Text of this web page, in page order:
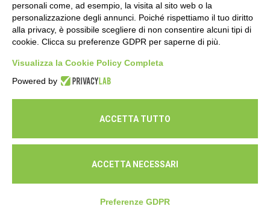
© Cooperativa L'Ovile. Iscr.Reg.Imp.R.E. e P.IVA 01541120356 -
personali come, ad esempio, la visita al sito web o la
personalizzazione degli annunci. Poiché rispettiamo il tuo diritto
alla privacy, è possibile scegliere di non consentire alcuni tipi di
cookie. Clicca su preferenze GDPR per saperne di più.
Visualizza la Cookie Policy Completa
Powered by
ACCETTA TUTTO
ACCETTA NECESSARI
Preferenze GDPR